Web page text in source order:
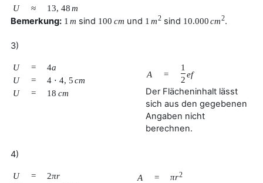
U
≈ 13, 48m
Bemerkung: 1 m sind 100 cm und 1 m2 sind 10.000 cm2.
3)
U = 4a
U
= 4 ⋅ 4, 5cm
U
= 18 cm
A =
1
2
ef
Der Flächeninhalt lässt
sich aus den gegebenen
Angaben nicht
berechnen.
4)
U = 2πr
A = πr2